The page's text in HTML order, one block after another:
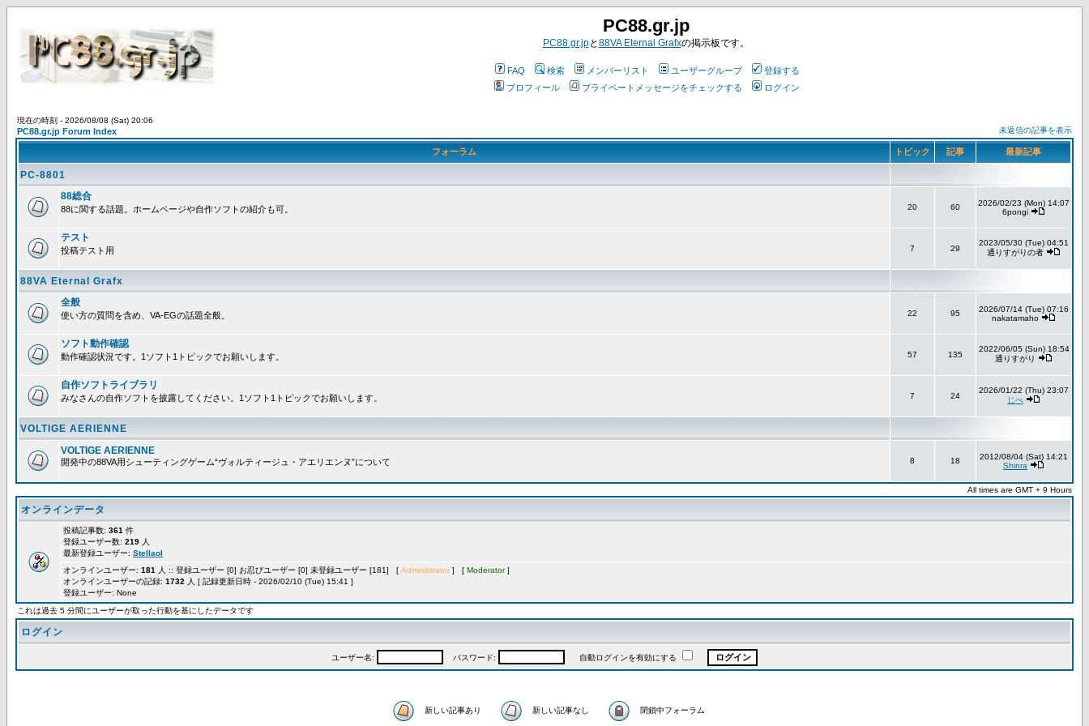
PC88.gr.jp
PC88.gr.jpと88VA Eternal Grafxの掲示板です。
FAQ 検索 メンバーリスト ユーザーグループ
登録する
プロフィール
プライベートメッセージをチェックする ログイン
現在の時刻 - 2026/08/08 (Sat) 20:06
PC88.gr.jp Forum Index 未返信の記事を表示
フォーラム トピック 記事 最新記事
PC-8801
88総合
88に関する話題。ホームページや自作ソフトの紹介も可。 20 60
2026/02/23 (Mon) 14:07
6pongi
テスト
投稿テスト用 7 29
2023/05/30 (Tue) 04:51
通りすがりの者
88VA Eternal Grafx
全般
使い方の質問を含め、VA-EGの話題全般。 22 95
2026/07/14 (Tue) 07:16
nakatamaho
ソフト動作確認
動作確認状況です。1ソフト1トピックでお願いします。 57 135
2022/06/05 (Sun) 18:54
通りすがり
自作ソフトライブラリ
みなさんの自作ソフトを披露してください。1ソフト1トピックでお願いします。 7 24
2026/01/22 (Thu) 23:07
じべ
VOLTIGE AERIENNE
VOLTIGE AERIENNE
開発中の88VA用シューティングゲーム“ヴォルティージュ・アエリエンヌ”について 8 18
2012/08/04 (Sat) 14:21
Shinra
All times are GMT + 9 Hours
オンラインデータ
投稿記事数: 361 件
登録ユーザー数: 219 人
最新登録ユーザー: Stellaol
オンラインユーザー: 181 人 :: 登録ユーザー [0] お忍びユーザー [0] 未登録ユーザー [181] [ Administrator ] [ Moderator]
オンラインユーザーの記録: 1732 人 [ 記録更新日時 - 2026/02/10 (Tue) 15:41 ]
登録ユーザー: None
これは過去 5 分間にユーザーが取った行動を基にしたデータです
ログイン
ユーザー名: パスワード: 自動ログインを有効にする
新しい記事あり 新しい記事なし 閉鎖中フォーラム